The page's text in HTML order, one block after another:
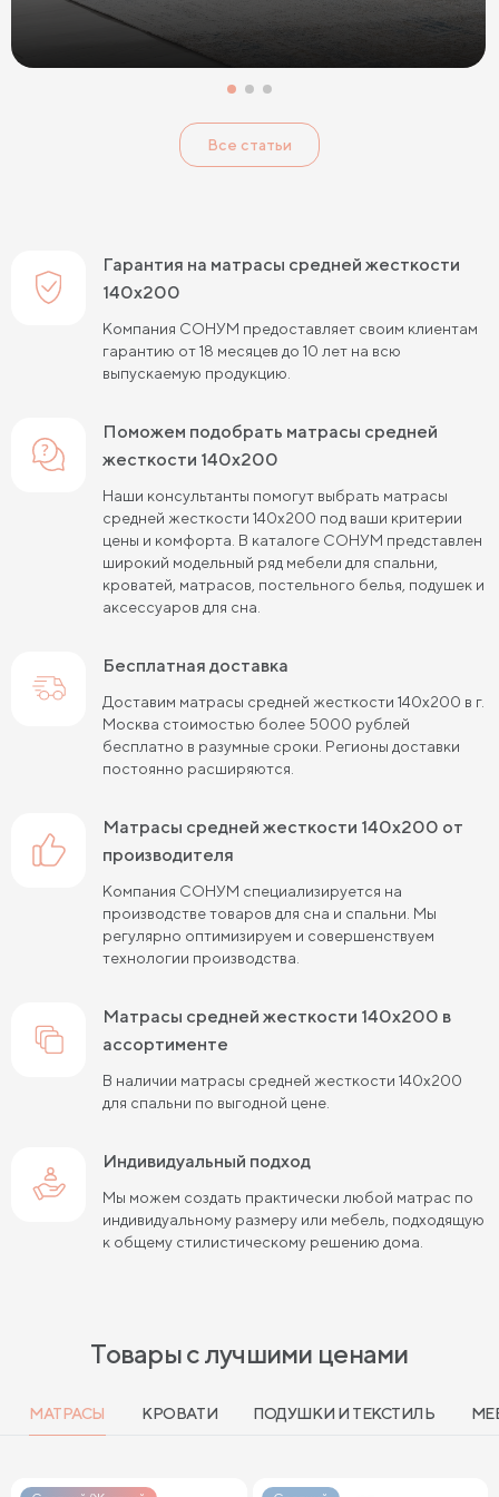
Матрасы с 7 зонами жесткости
Двуспальные матрасы Матрасы для кроватей
Односпальные матрасы 80х190
Жесткие матрасы 160х200
Односпальные матрасы 90х200
Кокосовые пружинные матрасы
Пружинные матрасы 80 см
Пружинные матрасы 120 см
Пружинные матрасы 140 см
Пружинные матрасы 180 см
Пружинные матрасы 80х190 см
Жесткие матрасы 140х200
Пружинные матрасы 90х200 см
Жесткие матрасы 180х200
Пружинные матрасы 120х200 см
Жесткие матрасы 200 на 200
Матрасы средней жесткости 160х200
Пружинные матрасы 160х200 см
Пружинные матрасы 180х200 см Матрасы в скрутке
Пружинные матрасы 200х200 см
Мягкие пружинные матрасы
Жесткие матрасы шириной 160 см
Все статьи
Гарантия на матрасы средней жесткости
140х200
Компания СОНУМ предоставляет своим клиентам
гарантию от 18 месяцев до 10 лет на всю
выпускаемую продукцию.
Поможем подобрать матрасы средней
жесткости 140х200
Наши консультанты помогут выбрать матрасы
средней жесткости 140х200 под ваши критерии
цены и комфорта. В каталоге СОНУМ представлен
широкий модельный ряд мебели для спальни,
кроватей, матрасов, постельного белья, подушек и
аксессуаров для сна.
Бесплатная доставка
Доставим матрасы средней жесткости 140х200 в г.
Москва стоимостью более 5000 рублей
бесплатно в разумные сроки. Регионы доставки
постоянно расширяются.
матрасы средней жесткости 140х200 от
производителя
Компания СОНУМ специализируется на
производстве товаров для сна и спальни. Мы
регулярно оптимизируем и совершенствуем
технологии производства.
матрасы средней жесткости 140х200 в
ассортименте
В наличии матрасы средней жесткости 140х200
для спальни по выгодной цене.
Индивидуальный подход
Мы можем создать практически любой матрас по
индивидуальному размеру или мебель, подходящую
к общему стилистическому решению дома.
Товары с лучшими ценами
МАТРАСЫ КРОВАТИ ПОДУШКИ И ТЕКСТИЛЬ